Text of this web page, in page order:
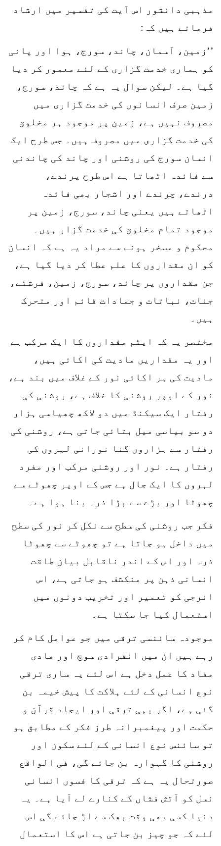
مذہبی دانشور اس آیت کی تفسیر میں ارشاد
فرماتے ہیں کہ:
’’زمین، آسمان، چاند، سورج، ہوا اور پانی
کو ہماری خدمت گزاری کے لئے معمور کر دیا
گیا ہے۔ لیکن سوال یہ ہے کہ چاند، سورج،
زمین صرف انسانوں کی خدمت گزاری میں
مصروف نہیں ہے، زمین پر موجود ہر مخلوق
کی خدمت گزاری میں مصروف ہیں۔ جس طرح ایک
انسان سورج کی روشنی اور چاند کی چاندنی
سے فائدہ اٹھاتا ہے اس طرح پرندے،
درندے، چرندے اور اشجار بھی فائدہ
اٹھاتے ہیں یعنی چاند، سورج، زمین پر
موجود تمام مخلوق کی خدمت گزار ہیں۔
محکوم و مسخر ہونے سے مراد یہ ہے کہ انسان
کو ان مقداروں کا علم عطا کر دیا گیا ہے،
جن مقداروں پر چاند، سورج، زمین، فرشتے،
جنات، نباتات و جمادات قائم اور متحرک
ہیں۔
مختصر یہ کہ ایٹم مقداروں کا ایک مرکب ہے
اور یہ مقداریں مادیت کی اکائی ہیں،
مادیت کی ہر اکائی نور کے غلاف میں بند ہے،
نور کے اوپر روشنی کا غلاف ہے، روشنی کی
رفتار ایک سیکنڈ میں دو لاکھ چھیاسی ہزار
دو سو بیاسی میل بتائی جاتی ہے، روشنی کی
رفتار سے ہزاروں گنا نورانی لہروں کی
رفتار ہے۔ نور اور روشنی مرکب اور مفرد
لہروں کا ایک جال ہے جس کے اوپر چھوٹے سے
چھوٹا اور بڑے سے بڑا ذرہ بنا ہوا ہے۔
فکر جب روشنی کی سطح سے نکل کر نور کی سطح
میں داخل ہو جاتا ہے تو چھوٹے سے چھوٹا
ذرہ اور اس کے اندر ناقابل بیان طاقت
انسانی ذہن پر منکشف ہو جاتی ہے، اس
انرجی کو تعمیر اور تخریب دونوں میں
استعمال کیا جا سکتا ہے۔
موجودہ سائنسی ترقی میں جو عوامل کام کر
رہے ہیں ان میں انفرادی سوچ اور مادی
مفاد کا عمل دخل ہے اس لئے یہ ساری ترقی
نوع انسانی کے لئے ہلاکت کا پیش خیمہ بن
گئی ہے، اگر یہی ترقی اور ایجاد قرآن و
حکمت اور پیغمبرانہ طرز فکر کے مطابق ہو
تو سائنس نوع انسانی کے لئے سکون اور
روشنی کا گہوارہ بن جائے گی، فی الواقع
صورتحال یہ ہے کہ ترقی کا فسوں انسانی
نسل کو آتش فشاں کے کنارے لے آیا ہے۔ یہ
دنیا کسی بھی وقت بھک سے اڑ جائے گی اس
لئے کہ جو چیز بن جاتی ہے اس کا استعمال